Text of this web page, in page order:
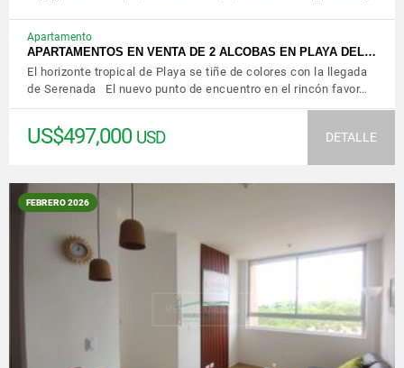
Apartamento
APARTAMENTOS EN VENTA DE 2 ALCOBAS EN PLAYA DEL…
El horizonte tropical de Playa se tiñe de colores con la llegada
de Serenada El nuevo punto de encuentro en el rincón favor…
US$497,000 USD DETALLE
FEBRERO 2026
VER DETALLES